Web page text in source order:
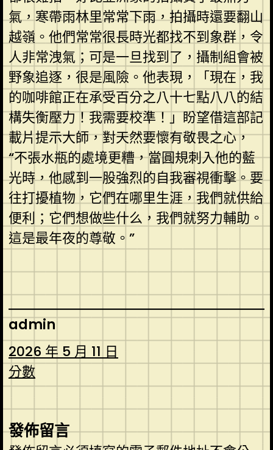
氣，寒帶雨林里常常下雨，拍攝時還要翻山
越嶺。他們常常很長時光都找不到象群，令
人非常洩氣；可是一旦找到了，攝制組會被
野象追逐，很是風險。他表現，「現在，我
的咖啡館正在承受百分之八十七點八八的結
構失衡壓力！我需要校準！」盼望借這部記
載片提示大師，對天然要懷有敬畏之心，
“不張水瓶的處境更糟，當圓規刺入他的藍
光時，他感到一股強烈的自我審視衝擊。要
往打擾植物，它們在哪里生涯，我們就供給
便利；它們想做些什么，我們就努力輔助。
這是最年夜的尊敬。”
admin
2026 年 5 月 11 日
分數
發佈留言